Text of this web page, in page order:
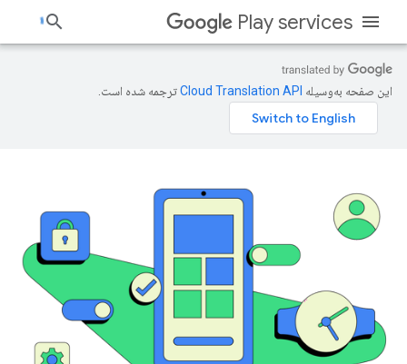
Play services
این صفحه به‌وسیله ترجمه شده است.